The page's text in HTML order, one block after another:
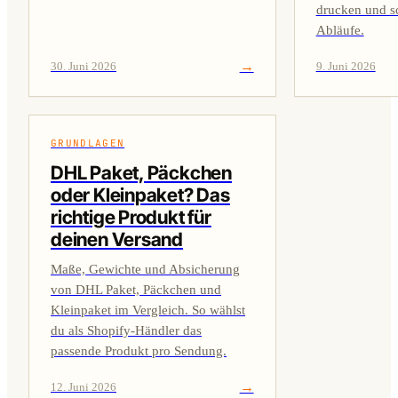
30. Juni 2026 →
drucken und
Abläufe.
9. Juni 2026
GRUNDLAGEN
DHL Paket, Päckchen
oder Kleinpaket? Das
richtige Produkt für
deinen Versand
Maße, Gewichte und Absicherung
von DHL Paket, Päckchen und
Kleinpaket im Vergleich. So wählst
du als Shopify-Händler das
passende Produkt pro Sendung.
12. Juni 2026 →